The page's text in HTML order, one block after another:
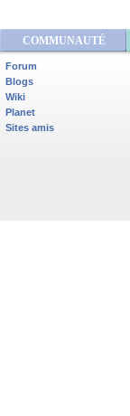
COMMUNAUTÉ
Forum
Blogs
Wiki
Planet
Sites amis